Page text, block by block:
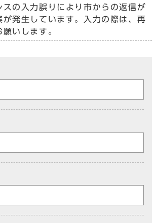
スの入力誤りにより市からの返信が
が発生しています。入力の際は、再
いします。